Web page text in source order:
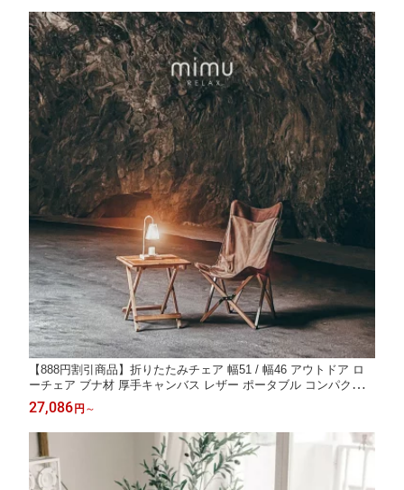
【888円割引商品】折りたたみチェア 幅51 / 幅46 アウトドア ロ
ーチェア ブナ材 厚手キャンバス レザー ポータブル コンパクト
省スペース 収納 キャンプ椅子【VANLIFE TAIWAN】【台湾直
送】【送料無料】
27,086 円 ～